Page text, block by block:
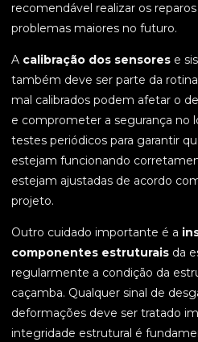
recomendável realizar os
problemas maiores no futuro.
A calibração dos sensores e
também deve ser parte da
mal calibrados podem afetar o
e comprometer a segurança no
testes periódicos para garantir
estejam funcionando
estejam ajustadas de acordo
projeto.
Outro cuidado importante é a
componentes estruturais da
regularmente a condição da
caçamba. Qualquer sinal de
deformações deve ser tratado
integridade estrutural é